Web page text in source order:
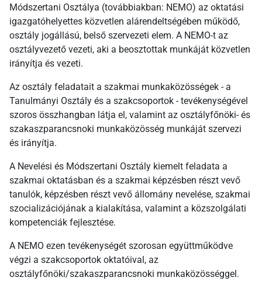
Módszertani Osztálya (továbbiakban: NEMO) az oktatási
igazgatóhelyettes közvetlen alárendeltségében működő,
osztály jogállású, belső szervezeti elem. A NEMO-t az
osztályvezető vezeti, aki a beosztottak munkáját közvetlen
irányítja és vezeti.
Az osztály feladatait a szakmai munkaközösségek - a
Tanulmányi Osztály és a szakcsoportok - tevékenységével
szoros összhangban látja el, valamint az osztályfőnöki- és
szakaszparancsnoki munkaközösség munkáját szervezi
és irányítja.
A Nevelési és Módszertani Osztály kiemelt feladata a
szakmai oktatásban és a szakmai képzésben részt vevő
tanulók, képzésben részt vevő állomány nevelése, szakmai
szocializációjának a kialakítása, valamint a közszolgálati
kompetenciák fejlesztése.
A NEMO ezen tevékenységét szorosan együttműködve
végzi a szakcsoportok oktatóival, az
osztályfőnöki/szakaszparancsnoki munkaközösséggel.